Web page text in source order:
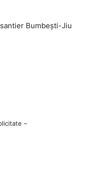
Bumbeşti-Jiu
–